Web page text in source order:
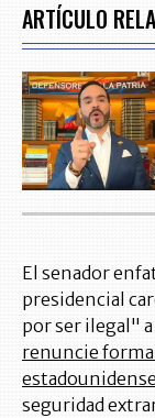
ARTÍCULO
El senador
presidencial
por ser ilegal"
renuncie
estadounidense
seguridad